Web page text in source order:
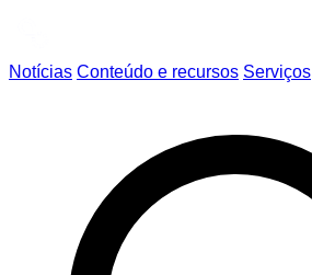
Notícias Conteúdo e recursos Serviços